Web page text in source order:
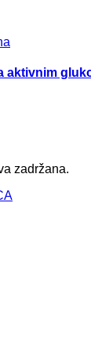
aktivnim
zadržana.